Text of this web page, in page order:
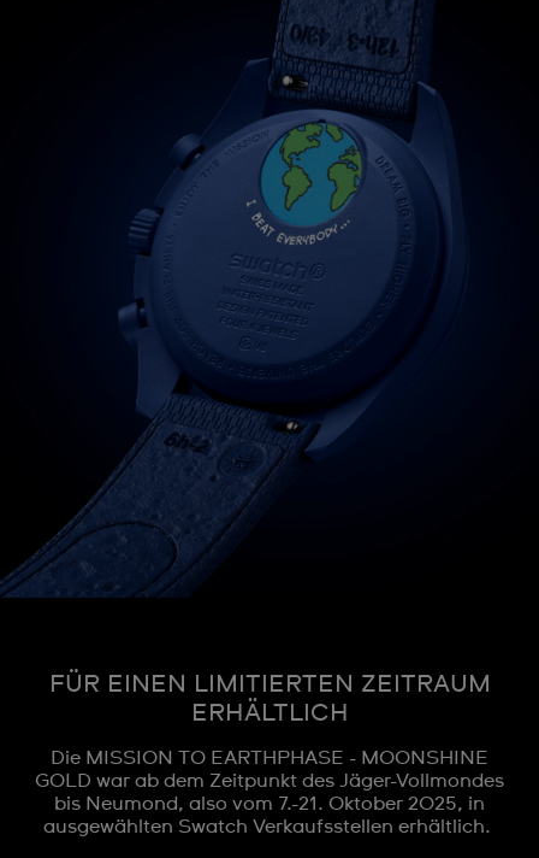
FÜR EINEN LIMITIERTEN ZEITRAUM
ERHÄLTLICH
Die MISSION TO EARTHPHASE - MOONSHINE
GOLD war ab dem Zeitpunkt des Jäger-Vollmondes
bis Neumond, also vom 7.-21. Oktober 2025, in
ausgewählten Swatch Verkaufsstellen erhältlich.